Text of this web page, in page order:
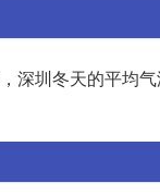
，深圳冬天的平